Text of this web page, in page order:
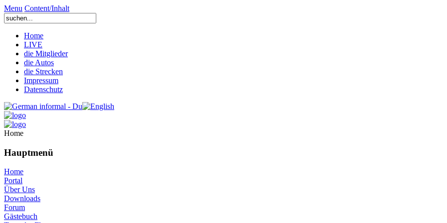
Menu Content/Inhalt
Home
LIVE
die Mitglieder
die Autos
die Strecken
Impressum
Datenschutz
Home
Hauptmenü
Home
Portal
Über Uns
Downloads
Forum
Gästebuch